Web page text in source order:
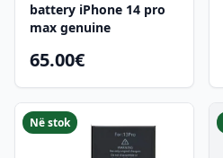
battery iPhone 14 pro
max genuine
65.00€
Në stok